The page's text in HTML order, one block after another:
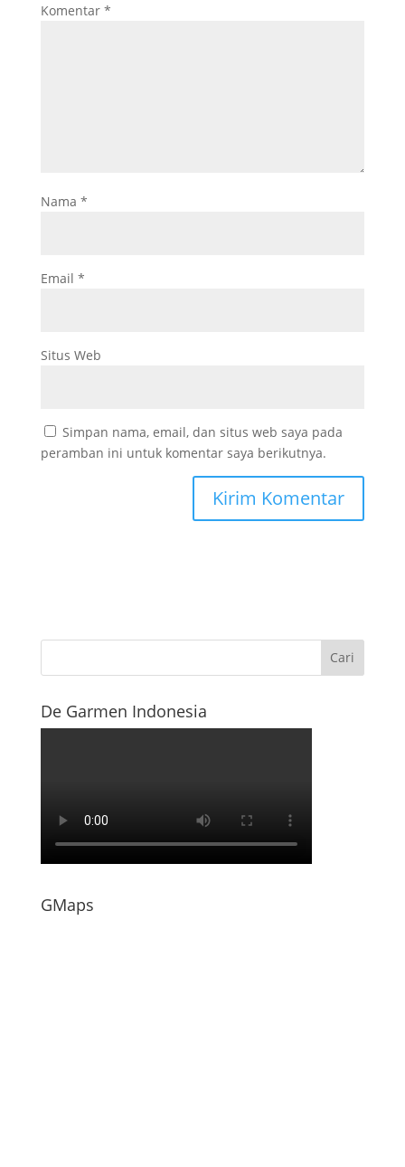
Komentar *
Nama *
Email *
Situs Web
Simpan nama, email, dan situs web saya pada
peramban ini untuk komentar saya berikutnya.
De Garmen Indonesia
GMaps